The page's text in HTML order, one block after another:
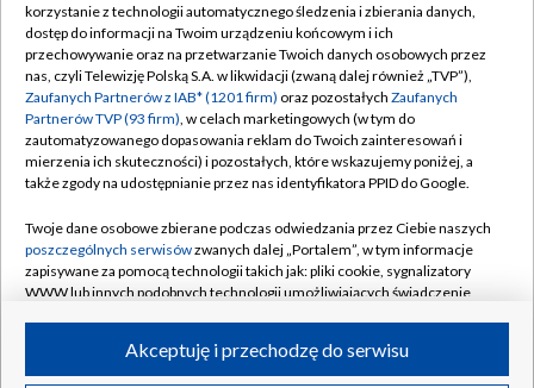
TVP
Abonament TVP
Emisja w TVP
Centrum informacji TVP
Naziemna Telewizja Cyfrowa
Rada Programowa
System NOS
Informacje o nadawcy
Program dla prasy
Regulamin TVP
Polityka prywatności
Moje zgody
Pomoc
Kontakt
Kanały
korzystanie z technologii automatycznego śledzenia i zbierania danych,
dostęp do informacji na Twoim urządzeniu końcowym i ich
przechowywanie oraz na przetwarzanie Twoich danych osobowych przez
nas, czyli Telewizję Polską S.A. w likwidacji (zwaną dalej również „TVP”),
Zaufanych Partnerów z IAB* (1201 firm) oraz pozostałych Zaufanych
Partnerów TVP (93 firm), w celach marketingowych (w tym do
zautomatyzowanego dopasowania reklam do Twoich zainteresowań i
mierzenia ich skuteczności) i pozostałych, które wskazujemy poniżej, a
także zgody na udostępnianie przez nas identyfikatora PPID do Google.
Twoje dane osobowe zbierane podczas odwiedzania przez Ciebie naszych
poszczególnych serwisówzwanych dalej „Portalem”, w tym informacje
zapisywane za pomocą technologii takich jak: pliki cookie, sygnalizatory
WWW lub innych podobnych technologii umożliwiających świadczenie
ruchu w Internecie.Akceptuję i przechodzę do serwisu